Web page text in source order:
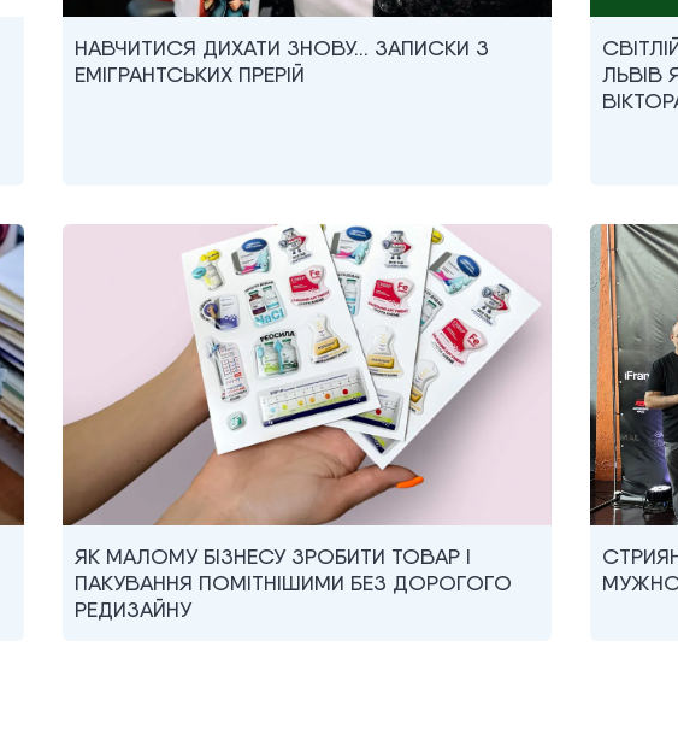
НАВЧИТИСЯ ДИХАТИ ЗНОВУ… ЗАПИСКИ З
ЕМІГРАНТСЬКИХ ПРЕРІЙ
ЛЬВІВ
ЯК МАЛОМУ БІЗНЕСУ ЗРОБИТИ ТОВАР І
ПАКУВАННЯ ПОМІТНІШИМИ БЕЗ ДОРОГОГО
РЕДИЗАЙНУ